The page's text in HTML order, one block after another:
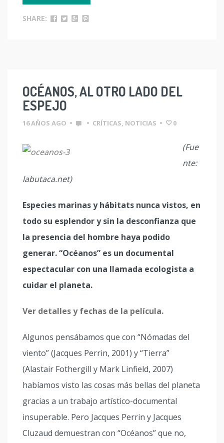
SHARE:
OCÉANOS, AL OTRO LADO DEL
ESPEJO
16 AÑOS AGO • • CRÍTICAS, NOTICIAS • 0
(Fue
nte:
labutaca.net)
Especies marinas y hábitats nunca vistos, en
todo su esplendor y sin la desconfianza que
la presencia del hombre haya podido
generar. “Océanos” es un documental
espectacular con una llamada ecologista a
cuidar el planeta.
Ver detalles y fechas de la película.
Algunos pensábamos que con “Nómadas del
viento” (Jacques Perrin, 2001) y “Tierra”
(Alastair Fothergill y Mark Linfield, 2007)
habíamos visto las cosas más bellas del planeta
gracias a un trabajo artístico-documental
insuperable. Pero Jacques Perrin y Jacques
Cluzaud demuestran con “Océanos” que no,